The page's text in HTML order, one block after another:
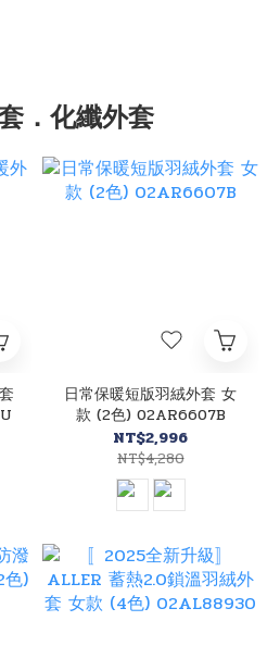
．化纖外套
日常保暖短版羽絨外套 女
款 (2色) 02AR6607B
NT$2,996
NT$4,280